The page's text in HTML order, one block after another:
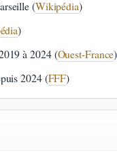
(Wikipédia)
)
à 2024 (Ouest-France)
2024 (FFF)